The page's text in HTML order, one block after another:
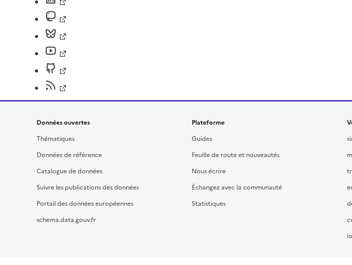
Données ouvertes
Thématiques
Données de référence
Catalogue de données
Suivre les publications des données
Portail des données européennes
schema.data.gouv.fr
Plateforme
Guides
Feuille de route et nouveautés
Nous écrire
Échangez avec la communauté
Statistiques